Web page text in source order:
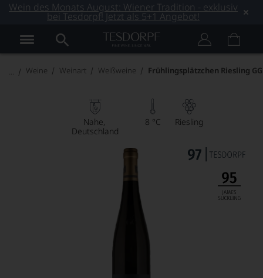
Wein des Monats August: Wiener Tradition - exklusiv
bei Tesdorpf! Jetzt als 5+1 Angebot!
Weine Weinart Weißweine Frühlingsplätzchen Riesling GG
Nahe
Deutschland
8 °C Riesling